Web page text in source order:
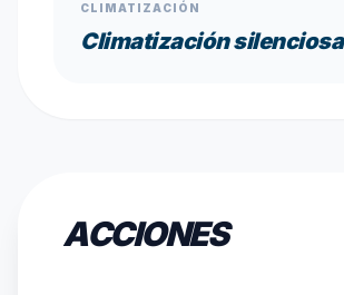
CLIMATIZACIÓN
Climatización silenciosa
ACCIONES